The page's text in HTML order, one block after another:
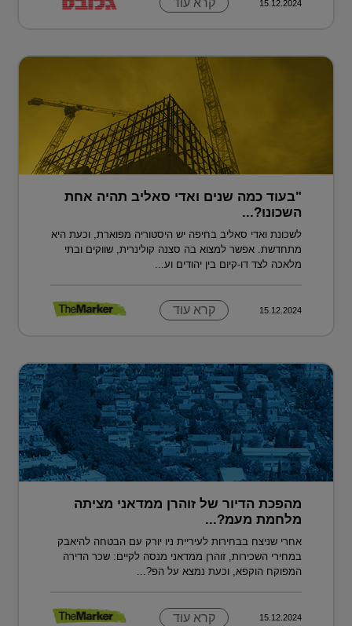
15.12.2024 קרא עוד
"בעוד כמה שנים ואדי סאליב תהיה אחת
השכונו?...
לשכונת ואדי סאליב בחיפה יש היסטוריה מפוארת, וכעת היא
מתחדשת. אפשר למצוא בה סצנה קולינרית, שווקים ובתי
מלאכה לצד דו-קיום בין יהודים וע...
15.12.2024 קרא עוד
מהפכת הדיור של זוהרן ממדאני מציתה
מלחמת מעמ?...
אחרי שניצח בבחירות לעיריית ניו יורק עם הבטחה להיאבק
במחירי השכירות, זוהרן ממדאני מנסה לקיים: שכר הדירה
המפוקח הוקפא, וכעת נמצא על הפ?...
15.12.2024 קרא עוד